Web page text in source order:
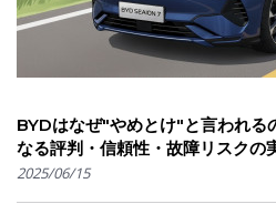
BYDはなぜ"やめとけ"と言われる
なる評判・信頼性・故障リスクの
2025/06/15